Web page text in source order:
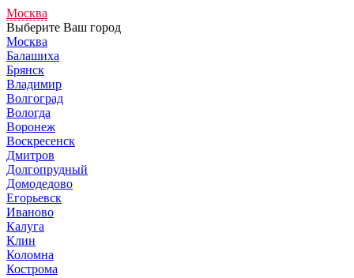
Москва
Выберите Ваш город
Москва
Балашиха
Брянск
Владимир
Волгоград
Вологда
Воронеж
Воскресенск
Дмитров
Долгопрудный
Домодедово
Егорьевск
Иваново
Калуга
Клин
Коломна
Кострома